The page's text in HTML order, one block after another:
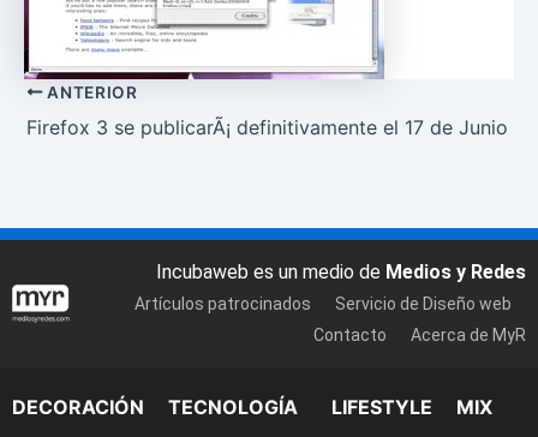
ANTERIOR
Firefox 3 se publicarÃ¡ definitivamente el 17 de Junio
Incubaweb es un medio de Medios y Redes
Artículos patrocinados
Servicio de Diseño web
Contacto
Acerca de MyR
DECORACIÓN TECNOLOGÍA LIFESTYLE MIX